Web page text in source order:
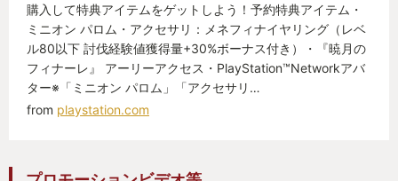
購入して特典アイテムをゲットしよう！予約特典アイテム・
ミニオン パロム・アクセサリ：メネフィナイヤリング（レベ
ル80以下 討伐経験値獲得量+30%ボーナス付き）・『暁月の
フィナーレ』 アーリーアクセス・PlayStation™Networkアバ
ター※「ミニオン パロム」「アクセサリ…
from playstation.com